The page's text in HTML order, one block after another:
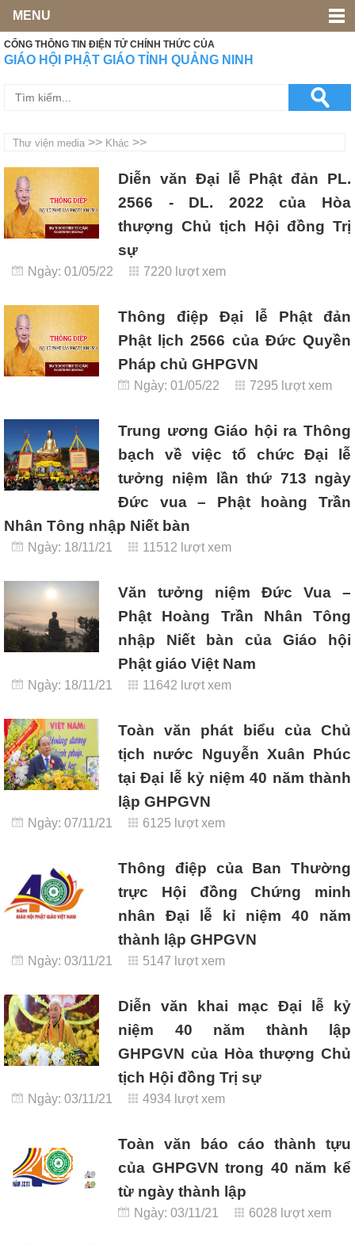
MENU
CỔNG THÔNG TIN ĐIỆN TỬ CHÍNH THỨC CỦA
GIÁO HỘI PHẬT GIÁO TỈNH QUẢNG NINH
Thư viện media >> Khác >>
Diễn văn Đại lễ Phật đản PL.
2566 - DL. 2022 của Hòa
thượng Chủ tịch Hội đồng Trị
sự
Ngày: 01/05/22 7220 lượt xem
Thông điệp Đại lễ Phật đản
Phật lịch 2566 của Đức Quyền
Pháp chủ GHPGVN
Ngày: 01/05/22 7295 lượt xem
Trung ương Giáo hội ra Thông
bạch về việc tổ chức Đại lễ
tưởng niệm lần thứ 713 ngày
Đức vua – Phật hoàng Trần
Nhân Tông nhập Niết bàn
Ngày: 18/11/21 11512 lượt xem
Văn tưởng niệm Đức Vua –
Phật Hoàng Trần Nhân Tông
nhập Niết bàn của Giáo hội
Phật giáo Việt Nam
Ngày: 18/11/21 11642 lượt xem
Toàn văn phát biểu của Chủ
tịch nước Nguyễn Xuân Phúc
tại Đại lễ kỷ niệm 40 năm thành
lập GHPGVN
Ngày: 07/11/21 6125 lượt xem
Thông điệp của Ban Thường
trực Hội đồng Chứng minh
nhân Đại lễ kỉ niệm 40 năm
thành lập GHPGVN
Ngày: 03/11/21 5147 lượt xem
Diễn văn khai mạc Đại lễ kỷ
niệm 40 năm thành lập
GHPGVN của Hòa thượng Chủ
tịch Hội đồng Trị sự
Ngày: 03/11/21 4934 lượt xem
Toàn văn báo cáo thành tựu
của GHPGVN trong 40 năm kể
từ ngày thành lập
Ngày: 03/11/21 6028 lượt xem